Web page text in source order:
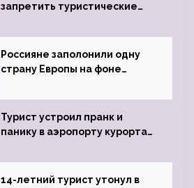
запретить туристические
Россияне заполонили одну
страну Европы на фоне
виз
Турист устроил пранк и
панику в аэропорту курорта,
задержке рейса
14-летний турист утонул в